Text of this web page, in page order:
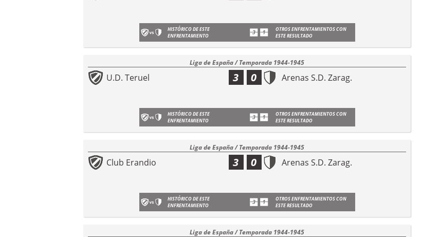
HISTÓRICO DE ESTE
ENFRENTAMIENTO
OTROS ENFRENTAMIENTOS CON
ESTE RESULTADO
Liga de España / Temporada 1944-1945
U.D. Teruel 3 Arenas S.D. Zarag.
0
HISTÓRICO DE ESTE
ENFRENTAMIENTO
OTROS ENFRENTAMIENTOS CON
ESTE RESULTADO
Liga de España / Temporada 1944-1945
Club Erandio 3 Arenas S.D. Zarag.
0
HISTÓRICO DE ESTE
ENFRENTAMIENTO
OTROS ENFRENTAMIENTOS CON
ESTE RESULTADO
Liga de España / Temporada 1944-1945